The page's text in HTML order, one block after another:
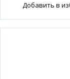
Добавить в